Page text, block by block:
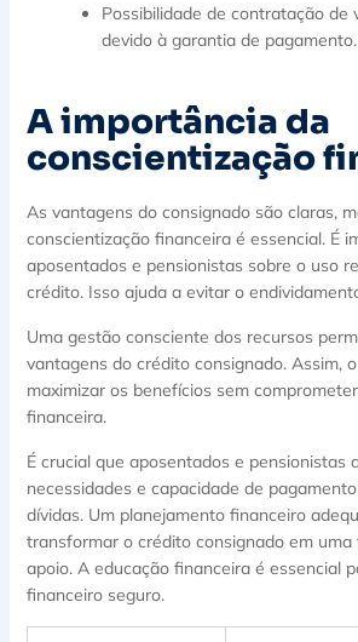
Possibilidade de contratação de
devido à garantia de pagamento.
A importância da
conscientização
As vantagens do consignado são claras,
conscientização financeira é essencial. É
aposentados e pensionistas sobre o uso
crédito. Isso ajuda a evitar o
Uma gestão consciente dos recursos
vantagens do crédito consignado. Assim,
maximizar os benefícios sem
financeira.
É crucial que aposentados e pensionistas
necessidades e capacidade de
dívidas. Um planejamento financeiro
transformar o crédito consignado em
apoio. A educação financeira é essencial
financeiro seguro.